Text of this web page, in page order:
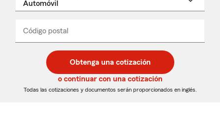
desplegable
Código postal
de
5
dígitos
de
5
dígitos
_____
Obtenga una cotización
o continuar con una cotización
Todas las cotizaciones y documentos serán proporcionados en inglés.